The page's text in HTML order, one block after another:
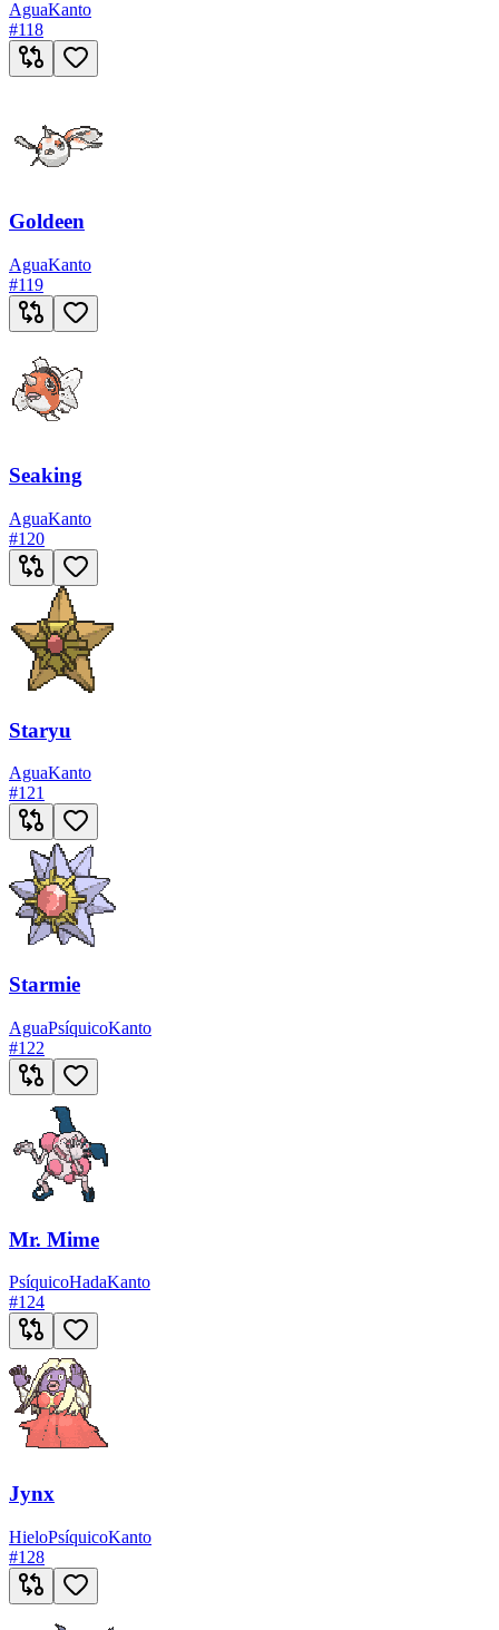
AguaKanto
#118
Goldeen
AguaKanto
#119
Seaking
AguaKanto
#120
Staryu
AguaKanto
#121
Starmie
AguaPsíquicoKanto
#122
Mr. Mime
PsíquicoHadaKanto
#124
Jynx
HieloPsíquicoKanto
#128